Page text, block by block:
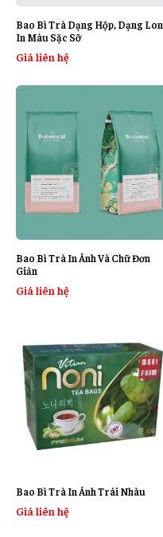
Bao Bì Trà Dạng Hộp, Dạng Lon
In Màu Sặc Sỡ
Giá liên hệ
Bao Bì Trà In Ảnh Và Chữ Đơn
Giản
Giá liên hệ
Bao Bì Trà In Ảnh Trái Nhàu
Giá liên hệ